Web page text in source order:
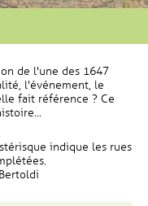
de l'une des 1647
l'événement, le
fait référence ? Ce
indique les rues